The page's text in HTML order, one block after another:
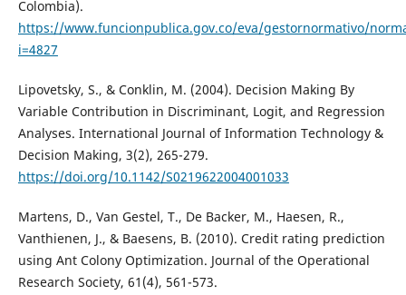
Colombia).
https://www.funcionpublica.gov.co/eva/gestornormativo/
i=4827
Lipovetsky, S., & Conklin, M. (2004). Decision Making By
Variable Contribution in Discriminant, Logit, and Regression
Analyses. International Journal of Information Technology &
Decision Making, 3(2), 265-279.
https://doi.org/10.1142/S0219622004001033
Martens, D., Van Gestel, T., De Backer, M., Haesen, R.,
Vanthienen, J., & Baesens, B. (2010). Credit rating prediction
using Ant Colony Optimization. Journal of the Operational
Research Society, 61(4), 561-573.